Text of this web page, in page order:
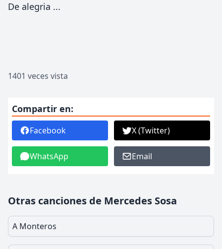
De alegria ...
1401 veces vista
Compartir en:
Facebook X (Twitter)
WhatsApp Email
Otras canciones de Mercedes Sosa
A Monteros